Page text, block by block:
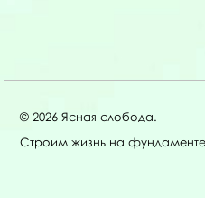
© 2026 Ясная слобода.
Строим жизнь на фундаменте